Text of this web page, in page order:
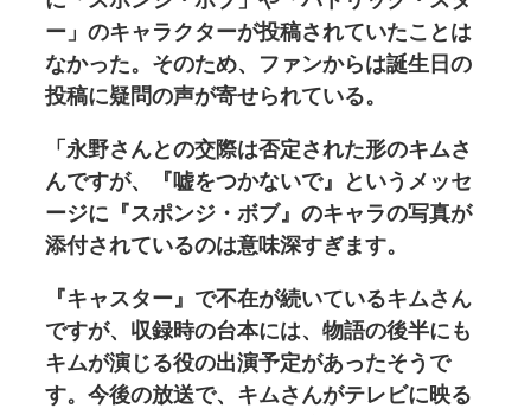
ー」のキャラクターが投稿されていたことは
なかった。そのため、ファンからは誕生日の
投稿に疑問の声が寄せられている。
「永野さんとの交際は否定された形のキムさ
んですが、『嘘をつかないで』というメッセ
ージに『スポンジ・ボブ』のキャラの写真が
添付されているのは意味深すぎます。
『キャスター』で不在が続いているキムさん
ですが、収録時の台本には、物語の後半にも
キムが演じる役の出演予定があったそうで
す。今後の放送で、キムさんがテレビに映る